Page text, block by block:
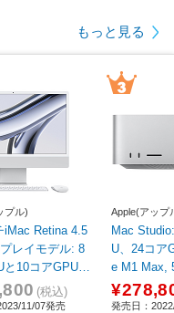
もっと見る
プル)
iMac Retina 4.5
レイモデル: 8
と10コアGPUを
M3チッ
SSD - シルバ
(税込)
11/07発売
Apple(アップ
Mac
U、24コア
e M1 Max,
発売日：